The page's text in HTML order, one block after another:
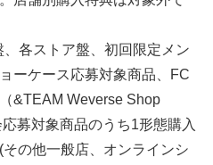
、各ストア盤、初回限定メン
ーケース応募対象商品、FC
&TEAM Weverse Shop
募対象商品のうち1形態購入
の他一般店、オンラインシ